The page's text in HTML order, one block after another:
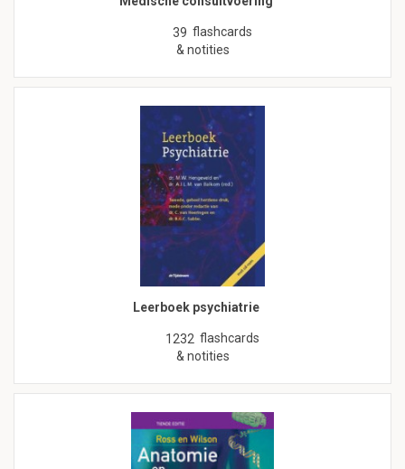
39 flashcards
& notities
Leerboek psychiatrie
1232 flashcards
& notities